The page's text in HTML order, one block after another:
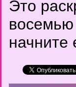
Это
начните